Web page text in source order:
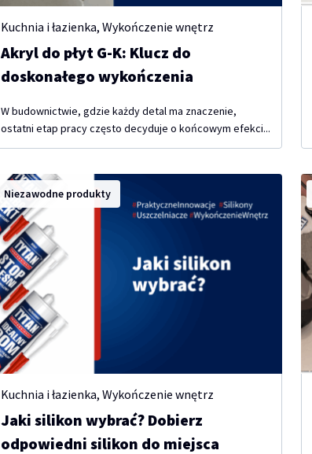
Kuchnia i łazienka, Wykończenie wnętrz
Akryl do płyt G-K: Klucz do
doskonałego wykończenia
W budownictwie, gdzie każdy detal ma znaczenie,
ostatni etap pracy często decyduje o końcowym efekci...
Niezawodne produkty
Kuchnia i łazienka, Wykończenie wnętrz
Jaki silikon wybrać? Dobierz
odpowiedni silikon do miejsca